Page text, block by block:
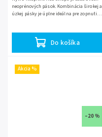
Do košíka
neoprénových pások. Kombinácia širokej a
úzkej pásky je úplne ideálna pre zopnutie
Akcia %
–20 %